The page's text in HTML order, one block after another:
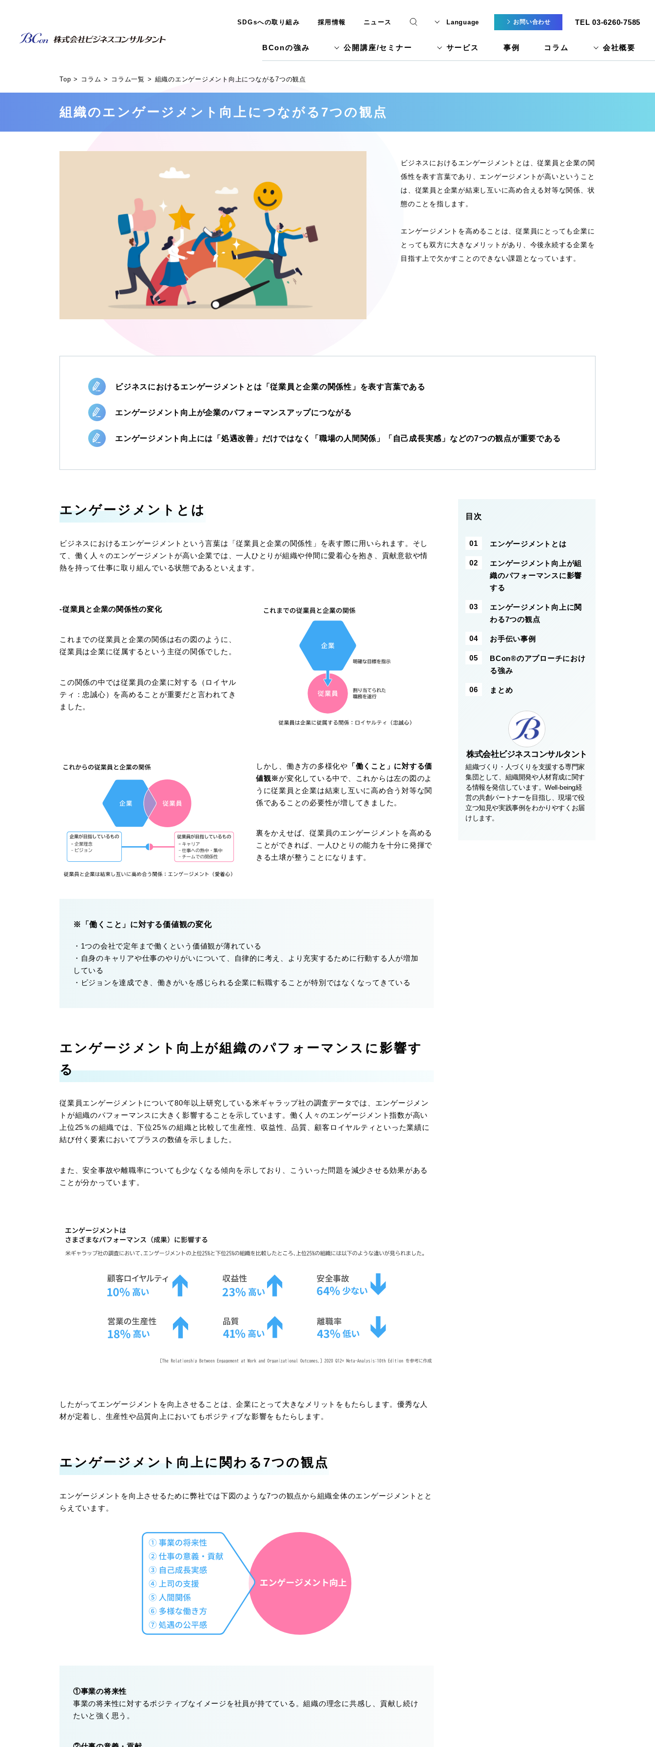
SDGsへの取り組み 採用情報 ニュース Language お問い合わせ TEL 03-6260-7585
BConの強み 公開講座/セミナー サービス 事例 コラム 会社概要
Top コラム コラム一覧 組織のエンゲージメント向上につながる7つの観点
組織のエンゲージメント向上につながる7つの観点
ビジネスにおけるエンゲージメントとは、従業員と企業の関
係性を表す言葉であり、エンゲージメントが高いということ
は、従業員と企業が結束し互いに高め合える対等な関係、状
態のことを指します。
エンゲージメントを高めることは、従業員にとっても企業に
とっても双方に大きなメリットがあり、今後永続する企業を
目指す上で欠かすことのできない課題となっています。
ビジネスにおけるエンゲージメントとは「従業員と企業の関係性」を表す言葉である
エンゲージメント向上が企業のパフォーマンスアップにつながる
エンゲージメント向上には「処遇改善」だけではなく「職場の人間関係」「自己成長実感」などの7つの観点が重要である
目次
エンゲージメントとは
エンゲージメント向上が組
織のパフォーマンスに影響
する
エンゲージメント向上に関
わる7つの観点
お手伝い事例
BCon®のアプローチにおけ
る強み
まとめ
株式会社ビジネスコンサルタント
組織づくり・人づくりを支援する専門家
集団として、組織開発や人材育成に関す
る情報を発信しています。Well-being経
営の共創パートナーを目指し、現場で役
立つ知見や実践事例をわかりやすくお届
けします。
エンゲージメントとは
ビジネスにおけるエンゲージメントという言葉は「従業員と企業の関係性」を表す際に用いられます。そし
て、働く人々のエンゲージメントが高い企業では、一人ひとりが組織や仲間に愛着心を抱き、貢献意欲や情
熱を持って仕事に取り組んでいる状態であるといえます。
-従業員と企業の関係性の変化
これまでの従業員と企業の関係は右の図のように、
従業員は企業に従属するという主従の関係でした。
この関係の中では従業員の企業に対する（ロイヤル
ティ：忠誠心）を高めることが重要だと言われてき
ました。
しかし、働き方の多様化や 「働くこと」に対する価
値観※が変化している中で、これからは左の図のよ
うに従業員と企業は結束し互いに高め合う対等な関
係であることの必要性が増してきました。
裏をかえせば、従業員のエンゲージメントを高める
ことができれば、一人ひとりの能力を十分に発揮で
きる土壌が整うことになります。
※「働くこと」に対する価値観の変化
・1つの会社で定年まで働くという価値観が薄れている
・自身のキャリアや仕事のやりがいについて、自律的に考え、より充実するために行動する人が増加
している
・ビジョンを達成でき、働きがいを感じられる企業に転職することが特別ではなくなってきている
エンゲージメント向上が組織のパフォーマンスに影響す
る
従業員エンゲージメントについて80年以上研究している米ギャラップ社の調査データでは、エンゲージメン
トが組織のパフォーマンスに大きく影響することを示しています。働く人々のエンゲージメント指数が高い
上位25％の組織では、下位25％の組織と比較して生産性、収益性、品質、顧客ロイヤルティといった業績に
結び付く要素においてプラスの数値を示しました。
また、安全事故や離職率についても少なくなる傾向を示しており、こういった問題を減少させる効果がある
ことが分かっています。
したがってエンゲージメントを向上させることは、企業にとって大きなメリットをもたらします。優秀な人
材が定着し、生産性や品質向上においてもポジティブな影響をもたらします。
エンゲージメント向上に関わる7つの観点
エンゲージメントを向上させるために弊社では下図のような7つの観点から組織全体のエンゲージメントとと
らえています。
①事業の将来性
事業の将来性に対するポジティブなイメージを社員が持てている。組織の理念に共感し、貢献し続け
たいと強く思う。